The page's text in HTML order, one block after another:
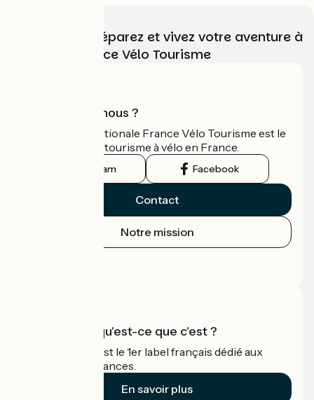
Choisissez, préparez et vivez votre aventure à
vélo avec France Vélo Tourisme
Qui sommes-nous ?
L'association nationale France Vélo Tourisme est le
guide officiel du tourisme à vélo en France.
Instagram Facebook
Contact
Notre mission
Accueil Vélo qu'est-ce que c'est ?
Accueil Vélo c'est le 1er label français dédié aux
cyclistes en vacances.
En savoir plus